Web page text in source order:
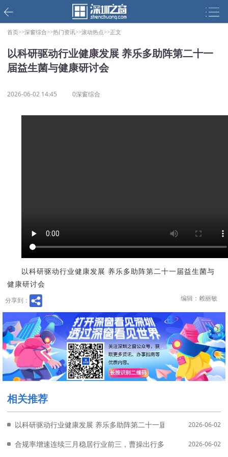
首页>>深窗综合>>热门资讯>>滚动热点>>正文
以科研驱动行业健康发展 养乐多助阵第二十一
届益生菌与健康研讨会
2026-06-02 14:45 0深窗综合
以科研驱动行业健康发展 养乐多助阵第二十一届益生菌与
健康研讨会
分享到： 编辑：赖丽敏
相关推荐
以科研驱动行业健康发展 养乐多助阵第二十一届益生菌与健康研讨
2026-06-02
合规率增速连续三月稳居行业前三，曹操出行多措并举领跑全国网
2026-06-02